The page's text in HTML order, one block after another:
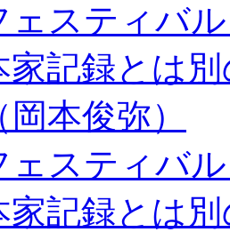
ェスティバ
家記録とは
本俊弥）
ェスティバ
家記録とは